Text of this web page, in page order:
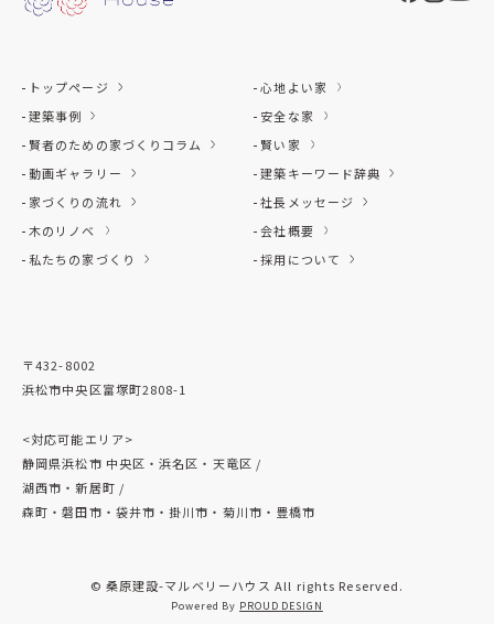
トップページ
建築事例
賢者のための家づくりコラム
動画ギャラリー
家づくりの流れ
木のリノベ
私たちの家づくり
心地よい家
安全な家
賢い家
建築キーワード辞典
社長メッセージ
会社概要
採用について
〒432-8002
浜松市中央区富塚町2808-1
<対応可能エリア>
静岡県浜松市 中央区・浜名区・天竜区 /
湖西市・新居町 /
森町・磐田市・袋井市・掛川市・菊川市・豊橋市
© 桑原建設-マルベリーハウス All rights Reserved.
Powered By PROUD DESIGN